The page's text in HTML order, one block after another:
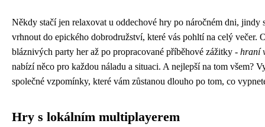
Někdy stačí jen relaxovat u oddechové hry po náročném dni, jindy
vrhnout do epického dobrodružství, které vás pohltí na celý večer.
bláznivých party her až po propracované příběhové zážitky - hraní
nabízí něco pro každou náladu a situaci. A nejlepší na tom všem?
společné vzpomínky, které vám zůstanou dlouho po tom, co
Hry s lokálním multiplayerem